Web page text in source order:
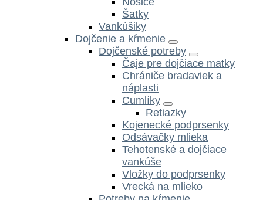
Šatky
Vankúšiky
Dojčenie a kŕmenie
Dojčenské potreby
Čaje pre dojčiace matky
Chrániče bradaviek a
náplasti
Cumlíky
Retiazky
Kojenecké podprsenky
Odsávačky mlieka
Tehotenské a dojčiace
vankúše
Vložky do podprsenky
Vrecká na mlieko